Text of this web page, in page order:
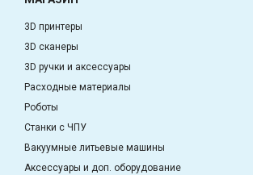
3D принтеры
3D сканеры
3D ручки и аксессуары
Расходные материалы
Роботы
Станки с ЧПУ
Вакуумные литьевые машины
Аксессуары и доп. оборудование